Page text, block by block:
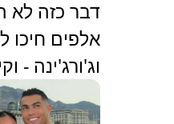
דבר כזה לא
אלפים חיכו
וג'ורג'ינה -